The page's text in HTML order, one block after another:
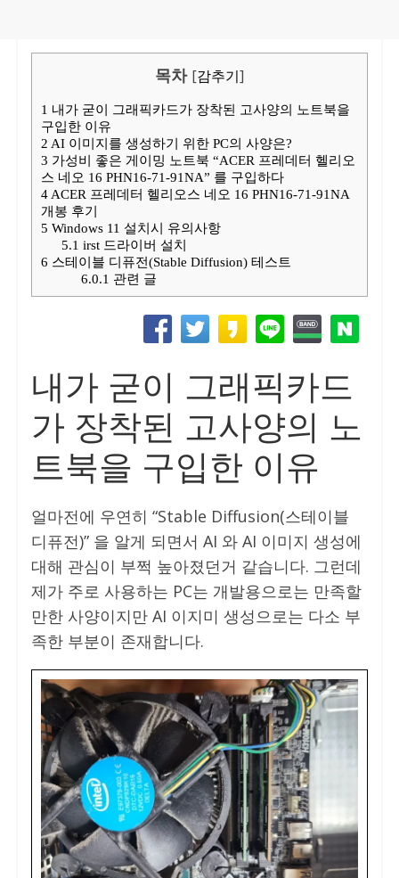
목차 [감추기]
1 내가 굳이 그래픽카드가 장착된 고사양의 노트북을
구입한 이유
2 AI 이미지를 생성하기 위한 PC의 사양은?
3 가성비 좋은 게이밍 노트북 “ACER 프레데터 헬리오
스 네오 16 PHN16-71-91NA” 를 구입하다
4ACER 프레데터 헬리오스 네오 16 PHN16-71-91NA
개봉 후기
5 Windows 11 설치시 유의사항
5.1 irst 드라이버 설치
6 스테이블 디퓨전(Stable Diffusion) 테스트
6.0.1 관련 글
내가 굳이 그래픽카드
가 장착된 고사양의 노
트북을 구입한 이유
얼마전에 우연히 “Stable Diffusion(스테이블
디퓨전)” 을 알게 되면서 AI 와 AI 이미지 생성에
대해 관심이 부쩍 높아졌던거 같습니다. 그런데
제가 주로 사용하는 PC는 개발용으로는 만족할
만한 사양이지만 AI 이지미 생성으로는 다소 부
족한 부분이 존재합니다.